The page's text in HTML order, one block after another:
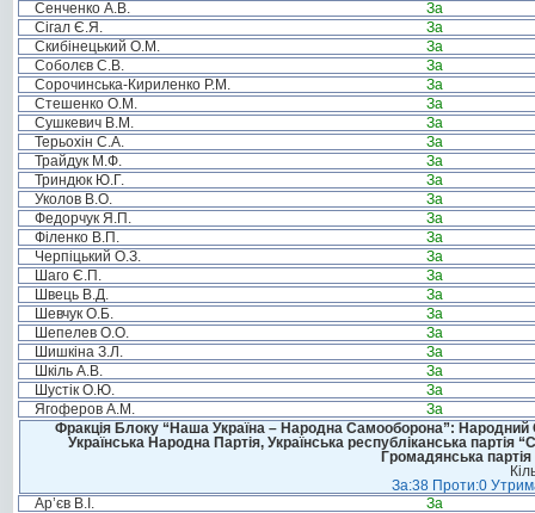
Сенченко А.В.
За
Сігал Є.Я.
За
Скибінецький О.М.
За
Соболєв С.В.
За
Сорочинська-Кириленко Р.М.
За
Стешенко О.М.
За
Сушкевич В.М.
За
Терьохін С.А.
За
Трайдук М.Ф.
За
Триндюк Ю.Г.
За
Уколов В.О.
За
Федорчук Я.П.
За
Філенко В.П.
За
Черпіцький О.З.
За
Шаго Є.П.
За
Швець В.Д.
За
Шевчук О.Б.
За
Шепелев О.О.
За
Шишкіна З.Л.
За
Шкіль А.В.
За
Шустік О.Ю.
За
Ягоферов А.М.
За
Фракція Блоку “Наша Україна – Народна Самооборона”: Народний
Українська Народна Партія, Українська республіканська
Громадянська
За:38 Проти:0
Ар’єв В.І.
За